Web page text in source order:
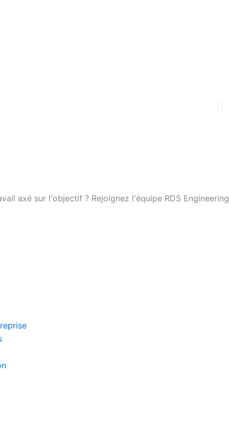
axé sur l'objectif ? Rejoignez l'équipe RDS Engineering